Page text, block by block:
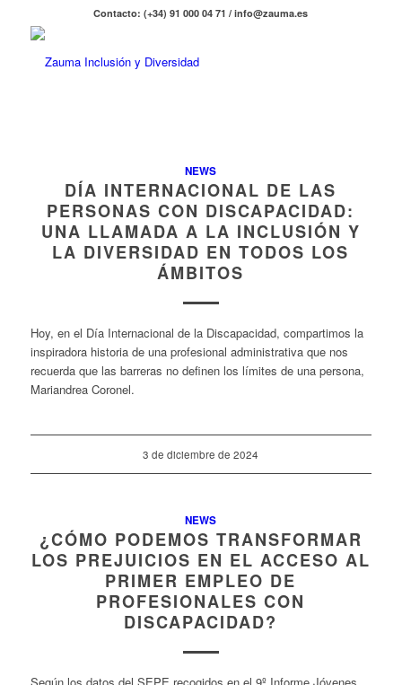
Contacto: (+34) 91 000 04 71 / info@zauma.es
NEWS
DÍA INTERNACIONAL DE LAS
PERSONAS CON DISCAPACIDAD:
UNA LLAMADA A LA INCLUSIÓN Y
LA DIVERSIDAD EN TODOS LOS
ÁMBITOS
Hoy, en el Día Internacional de la Discapacidad, compartimos la
inspiradora historia de una profesional administrativa que nos
recuerda que las barreras no definen los límites de una persona,
Mariandrea Coronel.
3 de diciembre de 2024
NEWS
¿CÓMO PODEMOS TRANSFORMAR
LOS PREJUICIOS EN EL ACCESO AL
PRIMER EMPLEO DE
PROFESIONALES CON
DISCAPACIDAD?